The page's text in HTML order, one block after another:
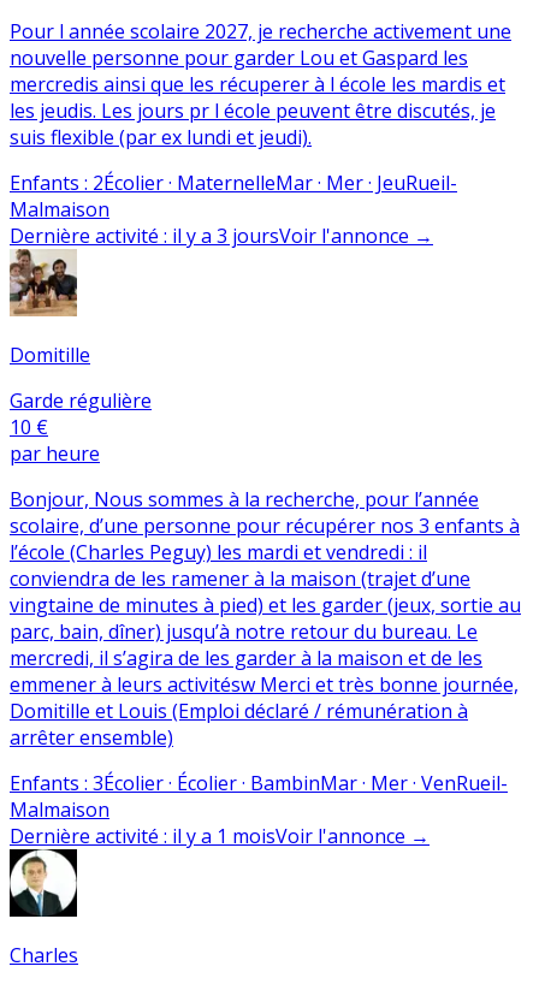
Pour l année scolaire 2027, je recherche activement une
nouvelle personne pour garder Lou et Gaspard les
mercredis ainsi que les récuperer à l école les mardis et
les jeudis. Les jours pr l école peuvent être discutés, je
suis flexible (par ex lundi et jeudi).
Enfants : 2Écolier · MaternelleMar · Mer · JeuRueil-
Malmaison
Dernière activité : il y a 3 joursVoir l'annonce →
Domitille
Garde régulière
10 €
par heure
Bonjour, Nous sommes à la recherche, pour l’année
scolaire, d’une personne pour récupérer nos 3 enfants à
l’école (Charles Peguy) les mardi et vendredi : il
conviendra de les ramener à la maison (trajet d’une
vingtaine de minutes à pied) et les garder (jeux, sortie au
parc, bain, dîner) jusqu’à notre retour du bureau. Le
mercredi, il s’agira de les garder à la maison et de les
emmener à leurs activitésw Merci et très bonne journée,
Domitille et Louis (Emploi déclaré / rémunération à
arrêter ensemble)
Enfants : 3Écolier · Écolier · BambinMar · Mer · VenRueil-
Malmaison
Dernière activité : il y a 1 moisVoir l'annonce →
Charles